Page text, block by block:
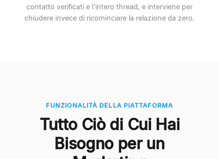
contatto verificati e l'intero thread, e interviene per
chiudere invece di ricominciare la relazione da zero.
FUNZIONALITÀ DELLA PIATTAFORMA
Tutto Ciò di Cui Hai
Bisogno per un